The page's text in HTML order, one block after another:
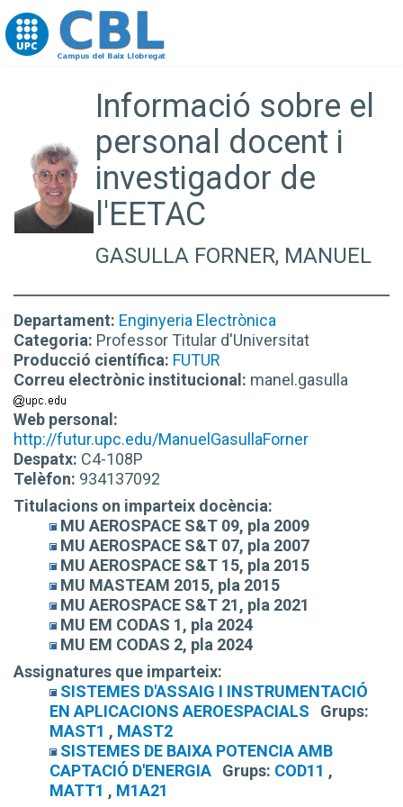
Go to upc.edu
Informació sobre el
personal docent i
investigador de
l'EETAC
GASULLA FORNER, MANUEL
Departament: Enginyeria Electrònica
Categoria: Professor Titular d'Universitat
Producció científica: FUTUR
Correu electrònic institucional: manel.gasulla
Web personal:
http://futur.upc.edu/ManuelGasullaForner
Despatx: C4-108P
Telèfon: 934137092
Titulacions on imparteix docència:
MU AEROSPACE S&T 09, pla 2009
MU AEROSPACE S&T 07, pla 2007
MU AEROSPACE S&T 15, pla 2015
MU MASTEAM 2015, pla 2015
MU AEROSPACE S&T 21, pla 2021
MU EM CODAS 1, pla 2024
MU EM CODAS 2, pla 2024
Assignatures que imparteix:
SISTEMES D'ASSAIG I INSTRUMENTACIÓ
EN APLICACIONS AEROESPACIALS
Grups:
MAST1 , MAST2
SISTEMES DE BAIXA POTENCIA AMB
CAPTACIÓ D'ENERGIA
Grups: COD11 ,
MATT1 , M1A21